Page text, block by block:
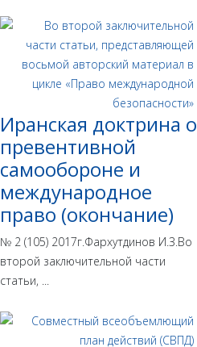
Иранская доктрина о
превентивной
самообороне и
международное
право (окончание)
№ 2 (105) 2017г.Фархутдинов И.З.Во
второй заключительной части
статьи, ...